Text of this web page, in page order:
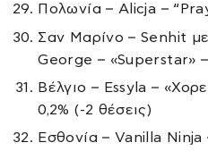
Πολωνία – Alicja –
Σαν Μαρίνο – Senhit
George – «Superstar» –
Βέλγιο – Essyla –
0,2% (-2 θέσεις)
Εσθονία – Vanilla